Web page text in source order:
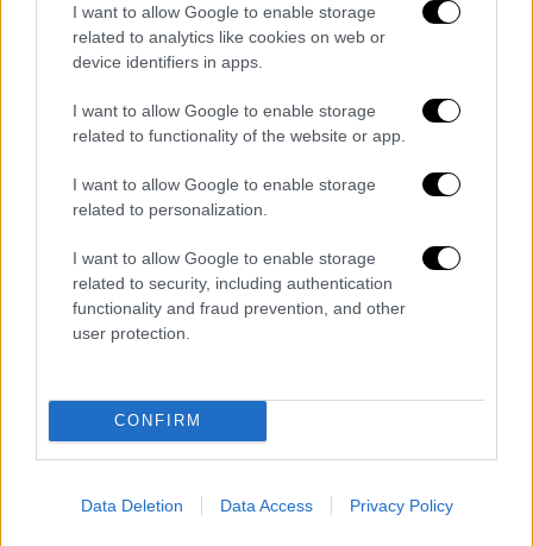
I want to allow Google to enable storage
related to analytics like cookies on web or
device identifiers in apps.
I want to allow Google to enable storage
related to functionality of the website or app.
I want to allow Google to enable storage
related to personalization.
I want to allow Google to enable storage
related to security, including authentication
functionality and fraud prevention, and other
user protection.
CONFIRM
Data Deletion Data Access Privacy Policy
Το δικαστήριο που άκουσε την απολογία του
στρατηγού των αλεξιπτωτιστών, του
τον καταδίκασε σε πέντε χρόνια φυλάκιση.
Δεν κατηγορήθηκε ποτέ επισήμως για τις
σφαγές στο Κοντομαρί και την Κάντανο! Ο
στρατηγός επικαλούμενος λόγους υγείας
βγήκε ένα χρόνο μετά και από το 1948 μέχρι
τον θάνατό του απολάμβανε τη ζωή του! Τι
απολάμβανε; Χρημάτισε στρατιωτικός
σύμβουλος του στρατάρχη
γερμανού καγκελάριουΑντενάουερ. Με δόξα